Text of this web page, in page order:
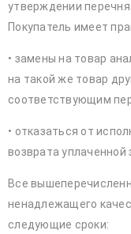
утверждении
Покупатель имеет
• замены на товар
на такой же товар
соответствующим
• отказаться от
возврата уплаченной
Все
ненадлежащего
следующие сроки: